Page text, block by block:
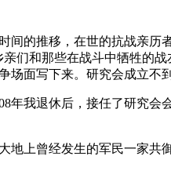
的推移，在世的抗战亲历
们和那些在战斗中牺牲的
面写下来。研究会成立不
我退休后，接任了研究
上曾经发生的军民一家共